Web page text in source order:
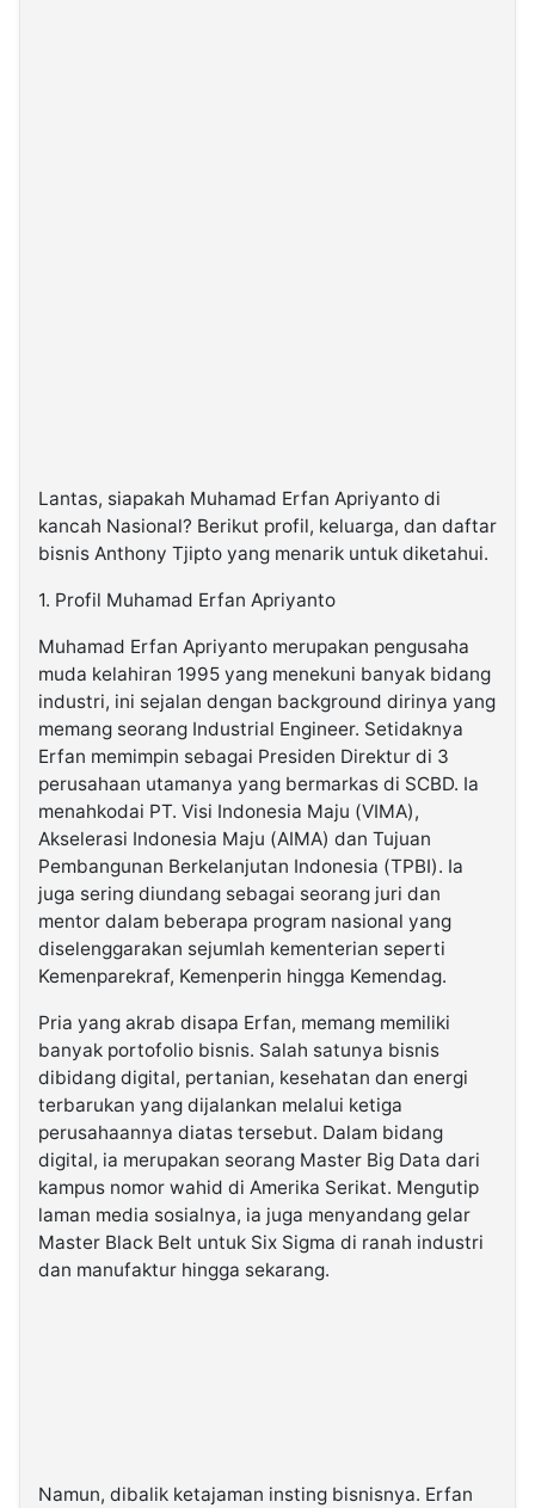
Lantas, siapakah Muhamad Erfan Apriyanto di
kancah Nasional? Berikut profil, keluarga, dan daftar
bisnis Anthony Tjipto yang menarik untuk diketahui.
1. Profil Muhamad Erfan Apriyanto
Muhamad Erfan Apriyanto merupakan pengusaha
muda kelahiran 1995 yang menekuni banyak bidang
industri, ini sejalan dengan background dirinya yang
memang seorang Industrial Engineer. Setidaknya
Erfan memimpin sebagai Presiden Direktur di 3
perusahaan utamanya yang bermarkas di SCBD. Ia
menahkodai PT. Visi Indonesia Maju (VIMA),
Akselerasi Indonesia Maju (AIMA) dan Tujuan
Pembangunan Berkelanjutan Indonesia (TPBI). Ia
juga sering diundang sebagai seorang juri dan
mentor dalam beberapa program nasional yang
diselenggarakan sejumlah kementerian seperti
Kemenparekraf, Kemenperin hingga Kemendag.
Pria yang akrab disapa Erfan, memang memiliki
banyak portofolio bisnis. Salah satunya bisnis
dibidang digital, pertanian, kesehatan dan energi
terbarukan yang dijalankan melalui ketiga
perusahaannya diatas tersebut. Dalam bidang
digital, ia merupakan seorang Master Big Data dari
kampus nomor wahid di Amerika Serikat. Mengutip
laman media sosialnya, ia juga menyandang gelar
Master Black Belt untuk Six Sigma di ranah industri
dan manufaktur hingga sekarang.
Namun, dibalik ketajaman insting bisnisnya. Erfan